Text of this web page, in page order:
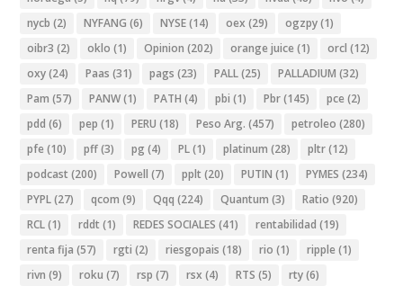
nycb (2) NYFANG (6) NYSE(14) oex (29) ogzpy(1)
oibr3 (2) oklo (1) Opinion (202) orange juice (1) orcl (12)
oxy(24) Paas (31) pags (23) PALL(25) PALLADIUM (32)
Pam (57) PANW(1) PATH (4) pbi (1) Pbr(145) pce (2)
pdd (6) pep (1) PERU (18) Peso Arg. (457) petroleo (280)
pfe (10) pff(3) pg (4) PL(1) platinum (28) pltr(12)
podcast (200) Powell (7) pplt (20) PUTIN (1) PYMES (234)
PYPL(27) qcom (9) Qqq (224) Quantum (3) Ratio (920)
RCL(1) rddt (1) REDES SOCIALES (41) rentabilidad (19)
renta fija (57) rgti (2) riesgopais (18) rio (1) ripple (1)
rivn (9) roku (7) rsp (7) rsx (4) RTS (5) rty(6)